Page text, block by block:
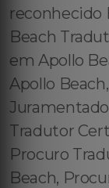
reconhecido
Beach
em Apollo
Apollo
Tradutor
Procuro
Beach,